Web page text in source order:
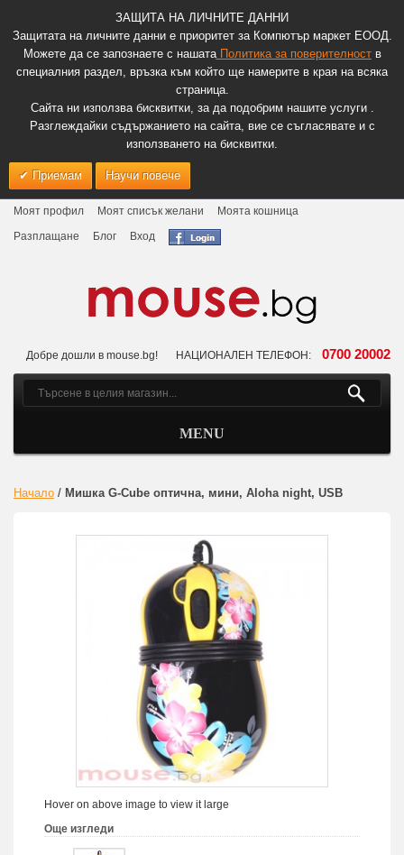
ЗАЩИТА НА ЛИЧНИТЕ ДАННИ
Защитата на личните данни е приоритет за Компютър маркет ЕООД.
Можете да се запознаете с нашатаПолитика за поверителноств
специалния раздел, връзка към който ще намерите в края на всяка
страница.
Сайта ни използва бисквитки, за да подобрим нашите услуги .
Разглеждайки съдържанието на сайта, вие се съгласявате и с
използването на бисквитки.
Приемам Научи повече
Моят профил Моят списък желани
Моята кошница
Разплащане
Блог Вход
Добре дошли в mouse.bg! НАЦИОНАЛЕН ТЕЛЕФОН: 0700 20002
MENU
Начало / Мишка G-Cube оптична, мини, Aloha night, USB
Hover on above image to view it large
Още изгледи